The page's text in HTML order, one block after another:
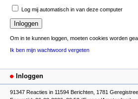
Log mij automatisch in van deze computer
Om in te kunnen loggen, moeten cookies worden
Ik ben mijn wachtwoord vergeten
Inloggen
91347 Reacties in 11594 Berichten, 1781